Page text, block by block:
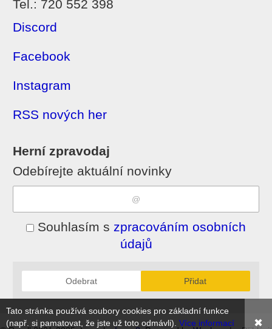
Tel.: 720 552 398
Discord
Facebook
Instagram
RSS nových her
Herní zpravodaj
Odebírejte aktuální novinky
Souhlasím s zpracováním osobních
údajů
Odebrat Přidat
Tato stránka používá soubory cookies pro základní funkce
(např. si pamatovat, že jste už toto odmávli). Více informací ✖